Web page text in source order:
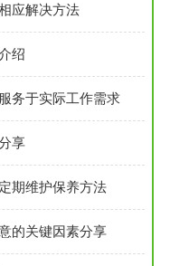
应解决方法
绍
务于实际工作需求
享
期维护保养方法
的关键因素分享